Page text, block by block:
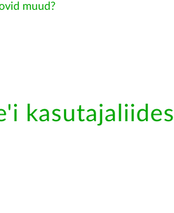
muud?
kasutajaliides